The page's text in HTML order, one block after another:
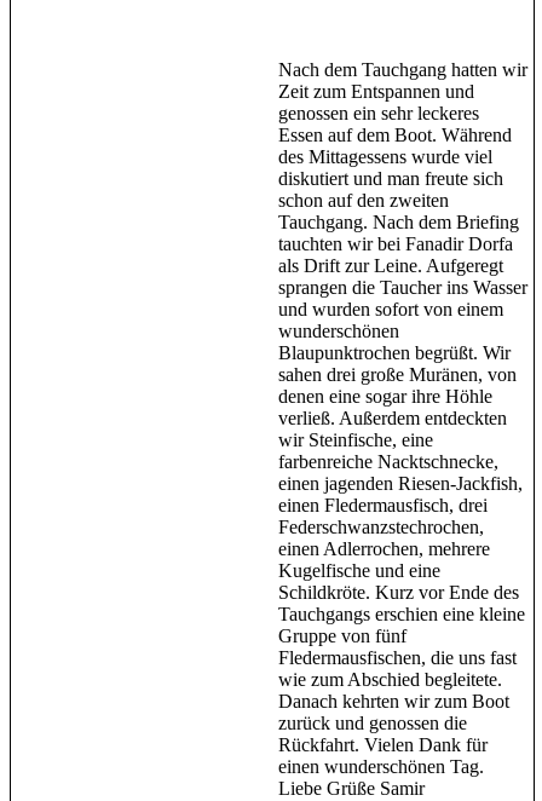
Nach dem Tauchgang hatten wir
Zeit zum Entspannen und
genossen ein sehr leckeres
Essen auf dem Boot. Während
des Mittagessens wurde viel
diskutiert und man freute sich
schon auf den zweiten
Tauchgang. Nach dem Briefing
tauchten wir bei Fanadir Dorfa
als Drift zur Leine. Aufgeregt
sprangen die Taucher ins Wasser
und wurden sofort von einem
wunderschönen
Blaupunktrochen begrüßt. Wir
sahen drei große Muränen, von
denen eine sogar ihre Höhle
verließ. Außerdem entdeckten
wir Steinfische, eine
farbenreiche Nacktschnecke,
einen jagenden Riesen-Jackfish,
einen Fledermausfisch, drei
Federschwanzstechrochen,
einen Adlerrochen, mehrere
Kugelfische und eine
Schildkröte. Kurz vor Ende des
Tauchgangs erschien eine kleine
Gruppe von fünf
Fledermausfischen, die uns fast
wie zum Abschied begleitete.
Danach kehrten wir zum Boot
zurück und genossen die
Rückfahrt. Vielen Dank für
einen wunderschönen Tag.
Liebe Grüße Samir